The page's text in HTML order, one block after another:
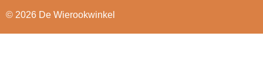
© 2026 De Wierookwinkel